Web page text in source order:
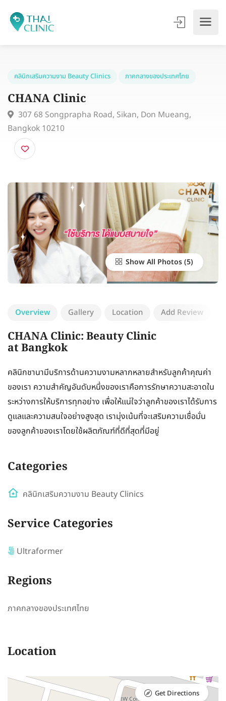
คลินิกเสริมความงาม Beauty Clinics
CHANA Clinic
307 68 Songprapha Road, Sikan, Don Mueang,
Bangkok 10210
Show All Photos
Overview Gallery Location Add Review
CHANA Clinic: Beauty Clinic
at Bangkok
คลินิกชานามีบริการด้านความงามหลากหลายสำหรับลูกค้าคุณค่า
ของเรา ความสำคัญอันดับหนึ่งของเราคือการรักษาความสะอาดใน
ระหว่างการให้บริการทุกอย่าง เพื่อให้แน่ใจว่าลูกค้าของเราได้รับการ
ดูแลและความสนใจอย่างสูงสุด เรามุ่งเน้นที่จะเสริมความเชื่อมั่น
ของลูกค้าของเราโดยใช้ผลิตภัณฑ์ที่ดีที่สุดที่มีอยู่
Categories
คลินิกเสริมความงาม Beauty Clinics
Service Categories
Ultraformer
Regions
ภาคกลางของประเทศไทย
Location
Get Directions